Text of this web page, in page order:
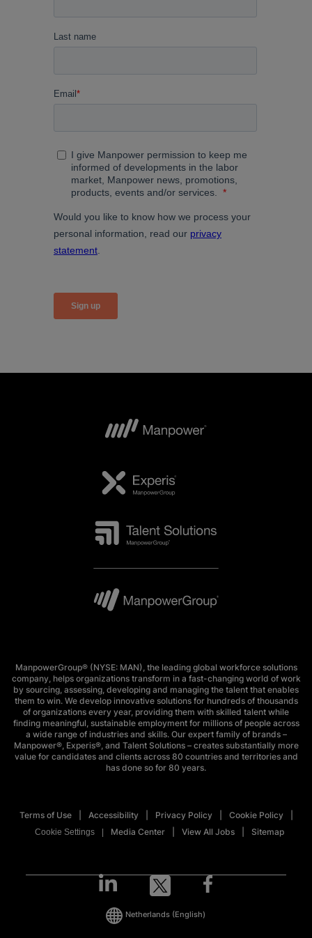
ManpowerGroup® (NYSE: MAN), the leading global workforce solutions
company, helps organizations transform in a fast-changing world of work
by sourcing, assessing, developing and managing the talent that enables
them to win. We develop innovative solutions for hundreds of thousands
of organizations every year, providing them with skilled talent while
finding meaningful, sustainable employment for millions of people across
a wide range of industries and skills. Our expert family of brands –
Manpower®, Experis®, and Talent Solutions – creates substantially more
value for candidates and clients across 80 countries and territories and
has done so for 80 years.
Terms of Use Accessibility Privacy Policy Cookie Policy
Cookie Settings Media Center View All Jobs Sitemap
Netherlands (English)